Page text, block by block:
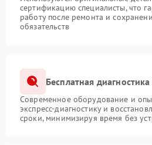
сертификацию специалисты, что
работу после ремонта и
обязательств
Бесплатная
Современное оборудование и
экспресс-диагностику и
сроки, минимизируя время без